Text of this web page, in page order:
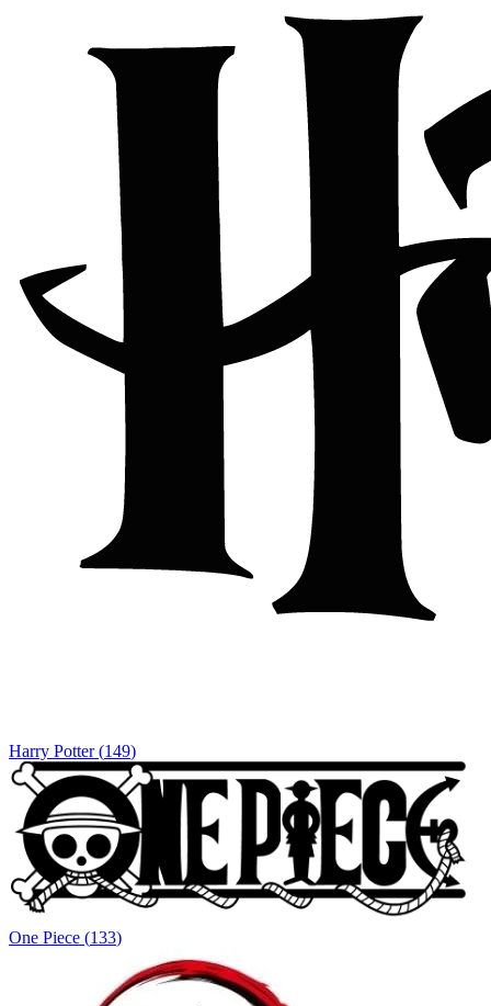
Harry Potter (149)
One Piece (133)